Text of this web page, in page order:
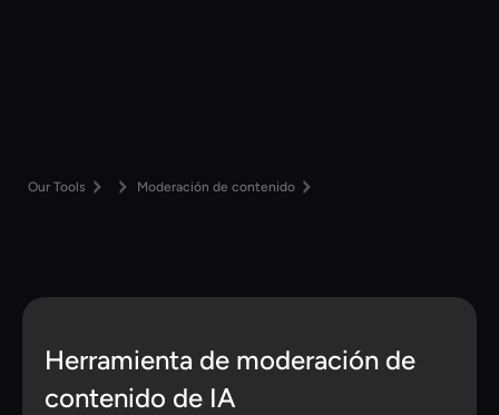
Our Tools Moderación de contenido
Herramienta de moderación de
contenido de IA